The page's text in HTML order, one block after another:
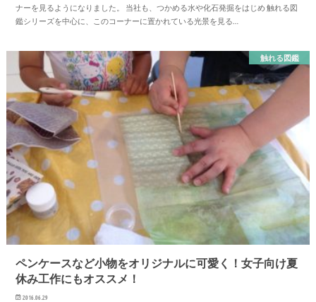
ナーを見るようになりました。 当社も、つかめる水や化石発掘をはじめ 触れる図
鑑シリーズを中心に、このコーナーに置かれている光景を見る…
触れる図鑑
ペンケースなど小物をオリジナルに可愛く！女子向け夏
休み工作にもオススメ！
2016.06.29